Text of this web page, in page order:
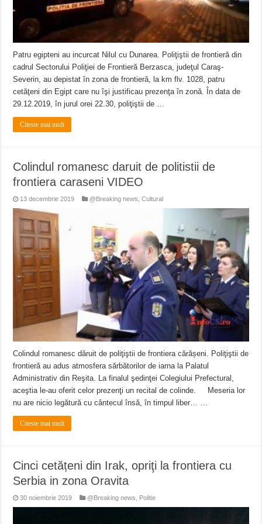
Patru egipteni au incurcat Nilul cu Dunarea. Poliţiştii de frontieră din
cadrul Sectorului Poliţiei de Frontieră Berzasca, judeţul Caraş-
Severin, au depistat în zona de frontieră, la km flv. 1028, patru
cetăţeni din Egipt care nu îşi justificau prezenţa în zonă. În data de
29.12.2019, în jurul orei 22.30, poliţiştii de …
Citeste mai mult
Colindul romanesc daruit de politistii de
frontiera caraseni VIDEO
13 decembrie 2019 @Breaking news ,Cultural
Colindul romanesc dăruit de poliţiştii de frontiera cărășeni. Poliţiştii de
frontieră au adus atmosfera sărbătorilor de iarna la Palatul
Administrativ din Reşita. La finalul şedinţei Colegiului Prefectural,
aceştia le-au oferit celor prezenţi un recital de colinde. Meseria lor
nu are nicio legătură cu cântecul însă, în timpul liber… …
Citeste mai mult
Cinci cetățeni din Irak, opriţi la frontiera cu
Serbia in zona Oravita
30 noiembrie 2019 @Breaking news Politie